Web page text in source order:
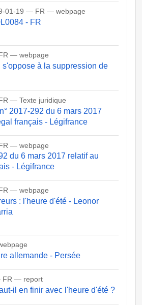
01-19 — FR — webpage
- FR
— webpage
s'oppose à la suppression de
— Texte juridique
2017-292 du 6 mars 2017
français - Légifrance
— webpage
du 6 mars 2017 relatif au
- Légifrance
— webpage
: l'heure d'été - Leonor
allemande - Persée
FR — report
il en finir avec l'heure d'été ?